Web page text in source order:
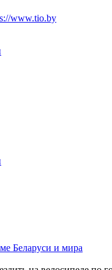
Беларуси и мира